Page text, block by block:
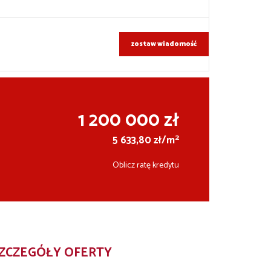
zostaw wiadomość
1 200 000 zł
5 633,80 zł/m2
Oblicz ratę kredytu
OFERTY